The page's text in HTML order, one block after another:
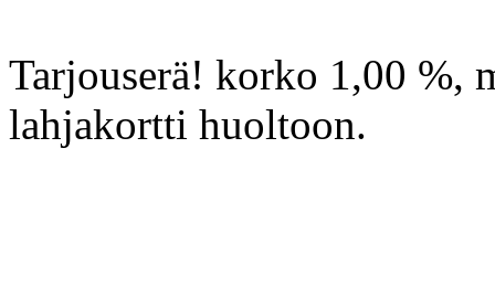
Tarjouserä! korko 1,00 %,
lahjakortti huoltoon.